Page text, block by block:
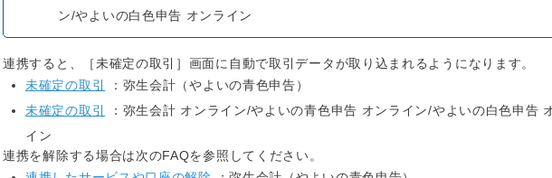
ン/やよいの白色申告 オンライン
連携すると、［未確定の取引］画面に自動で取引データが取り込まれるようになります。
未確定の取引
：弥生会計（やよいの青色申告）
未確定の取引
：弥生会計 オンライン/やよいの青色申告 オンライン/やよいの白色申告
イン
連携を解除する場合は次のFAQを参照してください。